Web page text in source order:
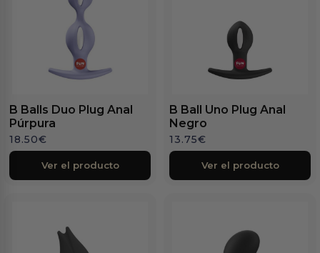
B Balls Duo Plug Anal
Púrpura
18.50€
Ver el producto
B Ball Uno Plug Anal
Negro
13.75€
Ver el producto